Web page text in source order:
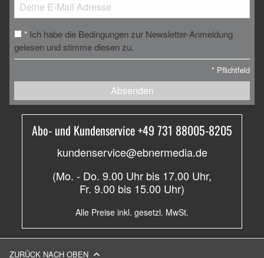
* Ich habe die Bedingungen zur Newsletter-Anmeldung
gelesen und stimme diesen zu.
* Pflichtfeld
Absenden
Abo- und Kundenservice +49 731 88005-8205
kundenservice@ebnermedia.de
(Mo. - Do. 9.00 Uhr bis 17.00 Uhr,
Fr. 9.00 bis 15.00 Uhr)
Alle Preise inkl. gesetzl. MwSt.
ZURÜCK NACH OBEN